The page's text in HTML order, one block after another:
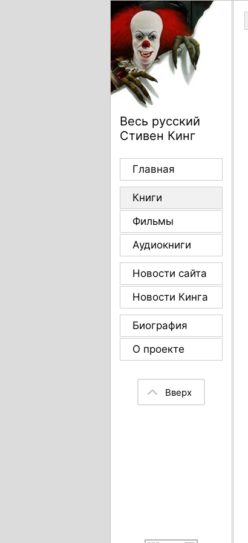
Весь русский
Стивен Кинг
Главная
Книги
Фильмы
Аудиокниги
Новости сайта
Новости Кинга
Биография
О проекте
Вверх